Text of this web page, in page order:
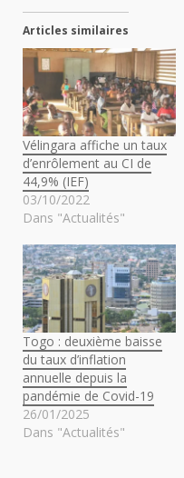
Articles similaires
Vélingara affiche un taux
d’enrôlement au CI de
44,9% (IEF)
03/10/2022
Dans "Actualités"
Togo : deuxième baisse
du taux d’inflation
annuelle depuis la
pandémie de Covid-19
26/01/2025
Dans "Actualités"